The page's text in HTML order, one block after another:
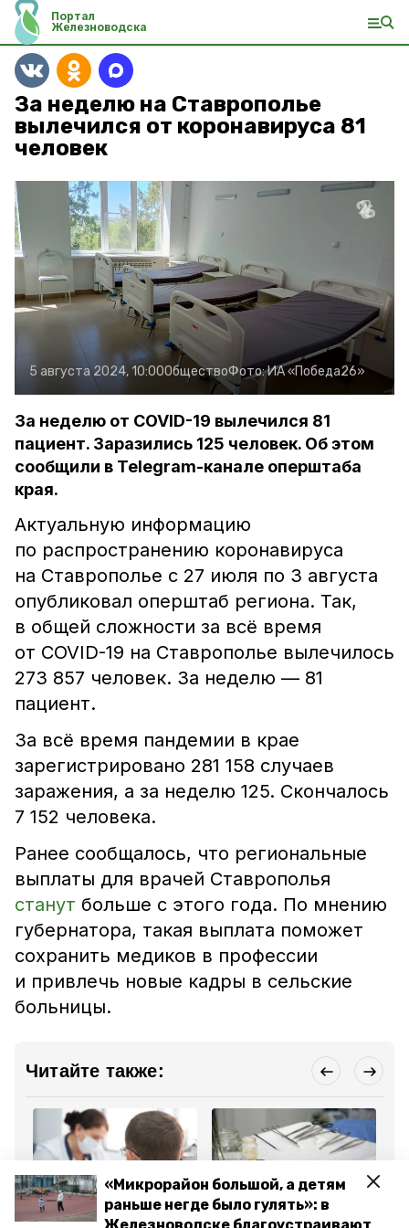
«Микрорайон большой, а детям
раньше негде было гулять»: в
Портал
Железноводска
За неделю на Ставрополье
вылечился от коронавируса 81
человек
5 августа 2024, 10:00ОбществоФото:ИА «Победа26»
За неделю от COVID-19 вылечился 81
пациент. Заразились 125 человек. Об этом
сообщили в Telegram-канале оперштаба
края.
Актуальную информацию
по распространению коронавируса
на Ставрополье с 27 июля по 3 августа
опубликовал оперштаб региона. Так,
в общей сложности за всё время
от COVID-19 на Ставрополье вылечилось
273 857 человек. За неделю — 81
пациент.
За всё время пандемии в крае
зарегистрировано 281 158 случаев
заражения, а за неделю 125. Скончалось
7 152 человека.
Ранее сообщалось, что региональные
выплаты для врачей Ставрополья
станут больше с этого года. По мнению
губернатора, такая выплата поможет
сохранить медиков в профессии
и привлечь новые кадры в сельские
больницы.
Читайте также:
Общество
26 января 2024, 12:50
Общество
13 октября 2023, 15:10